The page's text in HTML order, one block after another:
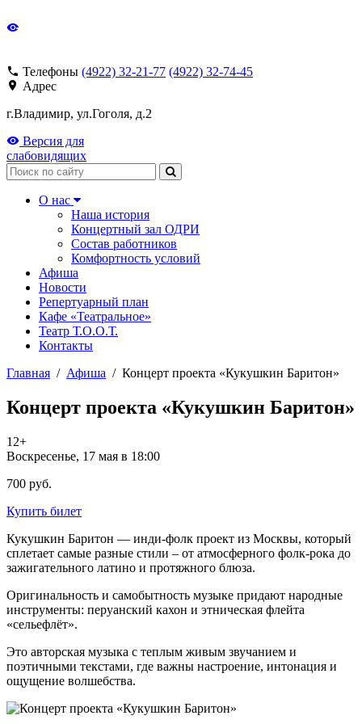
Телефоны (4922) 32-21-77 (4922) 32-74-45
Адрес
г.Владимир, ул.Гоголя, д.2
Версия для
слабовидящих
Поиск
О нас
Наша история
Концертный зал ОДРИ
Состав работников
Комфортность условий
Афиша
Новости
Репертуарный план
Кафе «Театральное»
Театр Т.О.О.Т.
Контакты
Главная / Афиша / Концерт проекта «Кукушкин Баритон»
Концерт проекта «Кукушкин Баритон»
12+
Воскресенье, 17 мая в 18:00
700 руб.
Купить билет
Кукушкин Баритон — инди-фолк проект из Москвы, который
сплетает самые разные стили – от атмосферного фолк-рока до
зажигательного латино и протяжного блюза.
Оригинальность и самобытность музыке придают народные
инструменты: перуанский кахон и этническая флейта
«сельефлëт».
Это авторская музыка с теплым живым звучанием и
поэтичными текстами, где важны настроение, интонация и
ощущение волшебства.